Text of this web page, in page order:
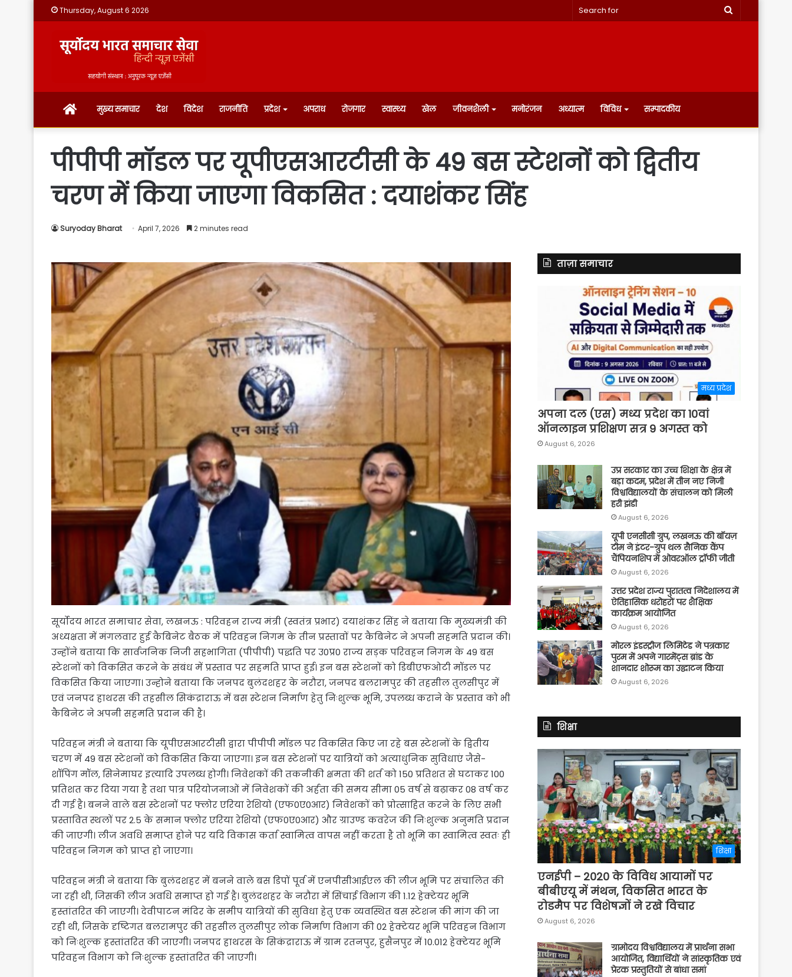
Thursday, August 6 2026
Search
होम मुख्य समाचार देश विदेश राजनीति प्रदेश अपराध रोजगार स्वास्थ्य खेल जीवनशैली मनोरंजन अध्यात्म विविध सम्पादकीय
पीपीपी मॉडल पर यूपीएसआरटीसी के 49 बस स्टेशनों को द्वितीय
चरण में किया जाएगा विकसित : दयाशंकर सिंह
Suryoday Bharat April 7, 2026 2 minutes read
सूर्योदय भारत समाचार सेवा, लखनऊ : परिवहन राज्य मंत्री (स्वतंत्र प्रभार) दयाशंकर सिंह ने बताया कि मुख्यमंत्री की
अध्यक्षता में मंगलवार हुई कैबिनेट बैठक में परिवहन निगम के तीन प्रस्तावों पर कैबिनेट ने अपनी सहमति प्रदान की।
उन्होंने बताया कि सार्वजनिक निजी सहभागिता (पीपीपी) पद्धति पर उ0प्र0 राज्य सड़क परिवहन निगम के 49 बस
स्टेशनों को विकसित करने के संबंध में प्रस्ताव पर सहमति प्राप्त हुई। इन बस स्टेशनों को डिबीएफओटी मॉडल पर
विकसित किया जाएगा। उन्होने बताया कि जनपद बुलंदशहर के नरौरा, जनपद बलरामपुर की तहसील तुलसीपुर में
एवं जनपद हाथरस की तहसील सिकंद्राराऊ में बस स्टेशन निर्माण हेतु निःशुल्क भूमि, उपलब्ध कराने के प्रस्ताव को भी
कैबिनेट ने अपनी सहमति प्रदान की है।
परिवहन मंत्री ने बताया कि यूपीएसआरटीसी द्वारा पीपीपी मॉडल पर विकसित किए जा रहे बस स्टेशनों के द्वितीय
चरण में 49 बस स्टेशनों को विकसित किया जाएगा। इन बस स्टेशनों पर यात्रियों को अत्याधुनिक सुविधाएं जैसे-
शॉपिंग मॉल, सिनेमाघर इत्यादि उपलब्ध होगी। निवेशकों की तकनीकी क्षमता की शर्त को 150 प्रतिशत से घटाकर 100
प्रतिशत कर दिया गया है तथा पात्र परियोजनाओं में निवेशकों की अर्हता की समय सीमा 05 वर्ष से बढ़ाकर 08 वर्ष कर
दी गई है। बनने वाले बस स्टेशनों पर फ्लोर एरिया रेशियो (एफ0ए0आर) निवेशकों को प्रोत्साहित करने के लिए सभी
प्रस्तावित स्थलों पर 2.5 के समान फ्लोर एरिया रेशियो (एफ0ए0आर) और ग्राउण्ड कवरेज की निःशुल्क अनुमति प्रदान
की जाएगी। लीज अवधि समाप्त होने पर यदि विकास कर्ता स्वामित्व वापस नहीं करता है तो भूमि का स्वामित्व स्वतः ही
परिवहन निगम को प्राप्त हो जाएगा।
परिवहन मंत्री ने बताया कि बुलंदशहर में बनने वाले बस डिपों पूर्व में एनपीसीआईएल की लीज भूमि पर संचालित की
जा रही थी, जिसकी लीज अवधि समाप्त हो गई है। बुलंदशहर के नरौरा में सिंचाई विभाग की 1.12 हेक्टेयर भूमि
हस्तांतरित की जाएगी। देवीपाटन मंदिर के समीप यात्रियों की सुविधा हेतु एक व्यवस्थित बस स्टेशन की मांग की जा
रही थी, जिसके दृष्टिगत बलरामपुर की तहसील तुलसीपुर लोक निर्माण विभाग की 02 हेक्टेयर भूमि परिवहन विभाग
को निःशुल्क हस्तांतरित की जाएगी। जनपद हाथरस के सिकंद्राराऊ में ग्राम रतनपुर, हुसैनपुर में 10.012 हेक्टेयर भूमि
परिवहन विभाग को निःशुल्क हस्तांतरित की जाएगी।
ताज़ा समाचार
मध्य प्रदेश
अपना दल (एस) मध्य प्रदेश का 10वां
ऑनलाइन प्रशिक्षण सत्र 9 अगस्त को
August 6, 2026
उप्र सरकार का उच्च शिक्षा के क्षेत्र में
बड़ा कदम, प्रदेश में तीन नए निजी
विश्वविद्यालयों के संचालन को मिली
हरी झंडी
August 6, 2026
यूपी एनसीसी ग्रुप, लखनऊ की बॉयज़
टीम ने इंटर-ग्रुप थल सैनिक कैंप
चैंपियनशिप में ओवरऑल ट्रॉफी जीती
August 6, 2026
उत्तर प्रदेश राज्य पुरातत्व निदेशालय में
ऐतिहासिक धरोहरों पर शैक्षिक
कार्यक्रम आयोजित
August 6, 2026
मोरल इंडस्ट्रीज लिमिटेड ने पत्रकार
पुरम में अपने गारमेंट्स ब्रांड के
शानदार शोरूम का उद्घाटन किया
August 6, 2026
शिक्षा
शिक्षा
एनईपी – 2020 के विविध आयामों पर
बीबीएयू में मंथन, विकसित भारत के
रोडमैप पर विशेषज्ञों ने रखे विचार
August 6, 2026
ग्रामोदय विश्वविद्यालय में प्रार्थना सभा
आयोजित, विद्यार्थियों ने सांस्कृतिक एवं
प्रेरक प्रस्तुतियों से बांधा समां